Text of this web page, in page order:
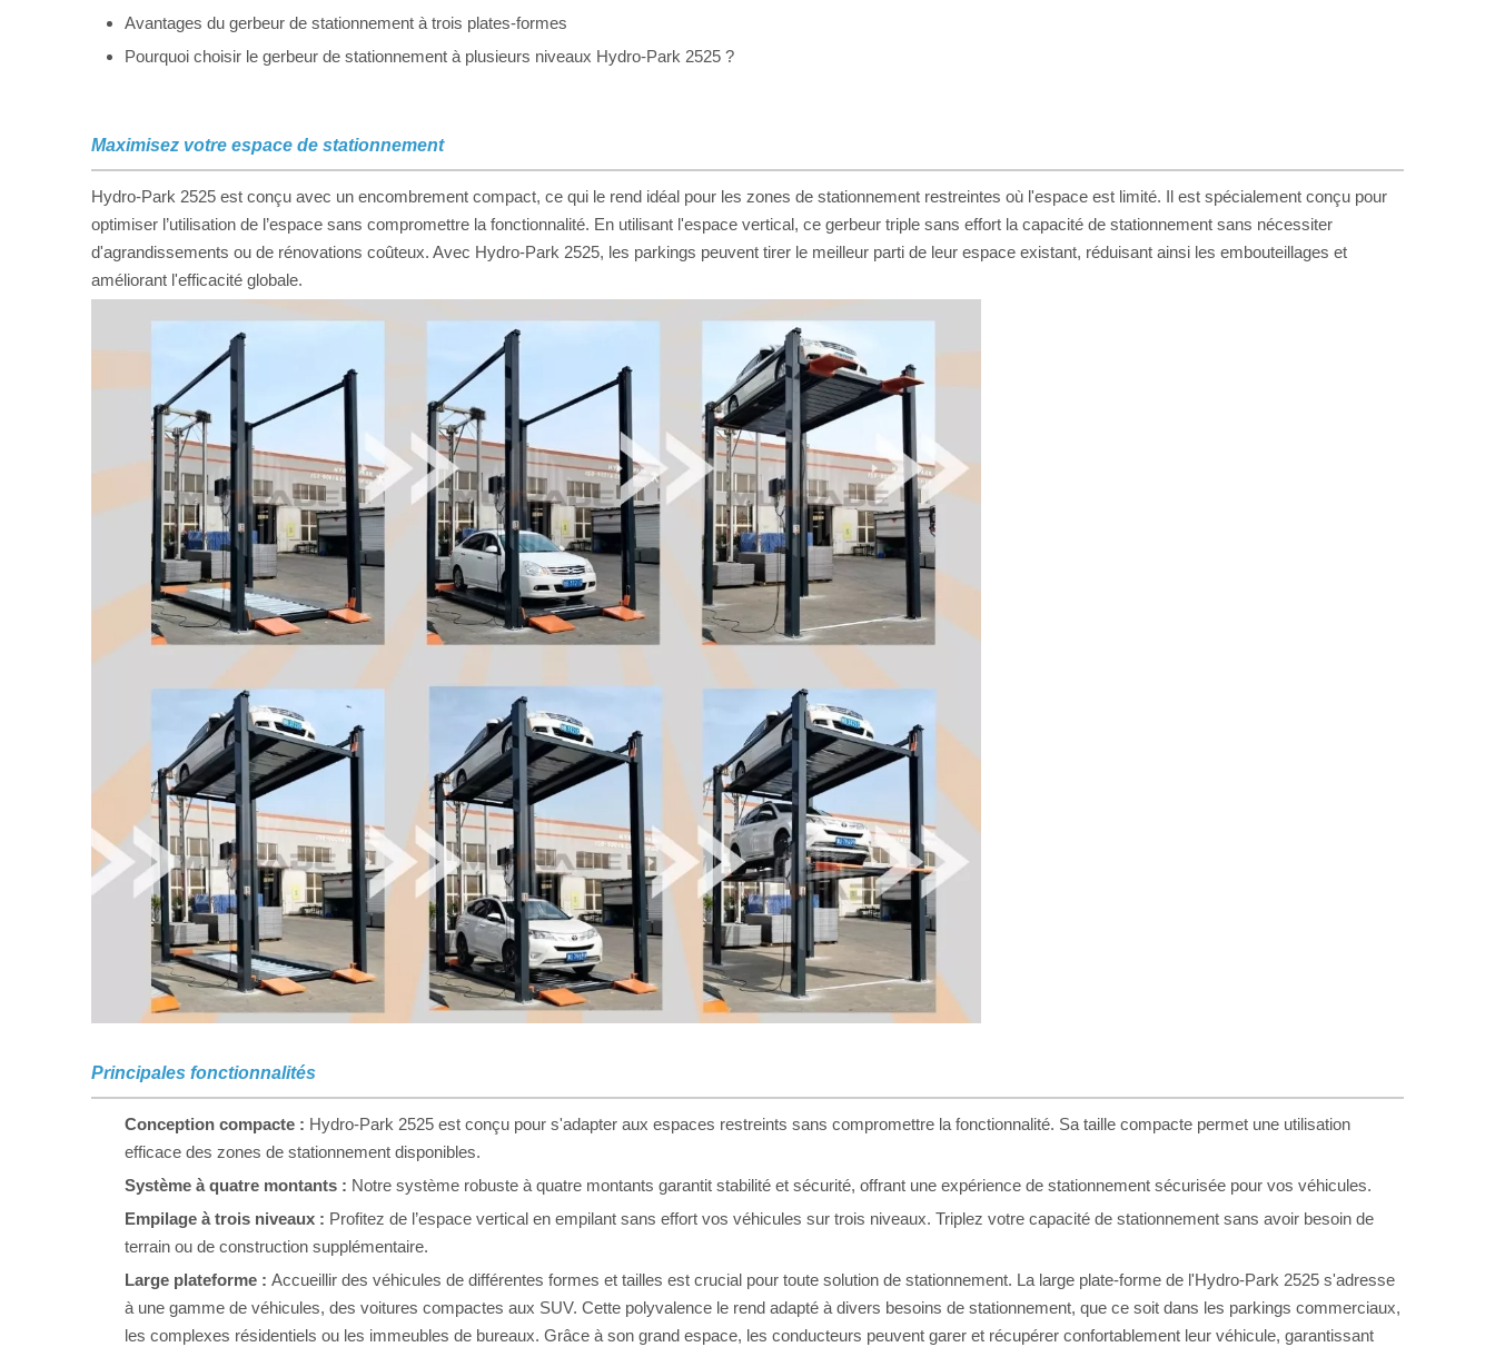
Avantages du gerbeur de stationnement à trois plates-formes
Pourquoi choisir le gerbeur de stationnement à plusieurs niveaux Hydro-Park 2525 ?
Maximisez votre espace de stationnement
Hydro-Park 2525 est conçu avec un encombrement compact, ce qui le rend idéal pour les zones de stationnement restreintes où l'espace est limité. Il est spécialement conçu pour
optimiser l’utilisation de l’espace sans compromettre la fonctionnalité. En utilisant l'espace vertical, ce gerbeur triple sans effort la capacité de stationnement sans nécessiter
d'agrandissements ou de rénovations coûteux. Avec Hydro-Park 2525, les parkings peuvent tirer le meilleur parti de leur espace existant, réduisant ainsi les embouteillages et
améliorant l'efficacité globale.
Principales fonctionnalités
Conception compacte : Hydro-Park 2525 est conçu pour s'adapter aux espaces restreints sans compromettre la fonctionnalité. Sa taille compacte permet une utilisation
efficace des zones de stationnement disponibles.
Système à quatre montants : Notre système robuste à quatre montants garantit stabilité et sécurité, offrant une expérience de stationnement sécurisée pour vos véhicules.
Empilage à trois niveaux : Profitez de l’espace vertical en empilant sans effort vos véhicules sur trois niveaux. Triplez votre capacité de stationnement sans avoir besoin de
terrain ou de construction supplémentaire.
Large plateforme : Accueillir des véhicules de différentes formes et tailles est crucial pour toute solution de stationnement. La large plate-forme de l'Hydro-Park 2525 s'adresse
à une gamme de véhicules, des voitures compactes aux SUV. Cette polyvalence le rend adapté à divers besoins de stationnement, que ce soit dans les parkings commerciaux,
les complexes résidentiels ou les immeubles de bureaux. Grâce à son grand espace, les conducteurs peuvent garer et récupérer confortablement leur véhicule, garantissant